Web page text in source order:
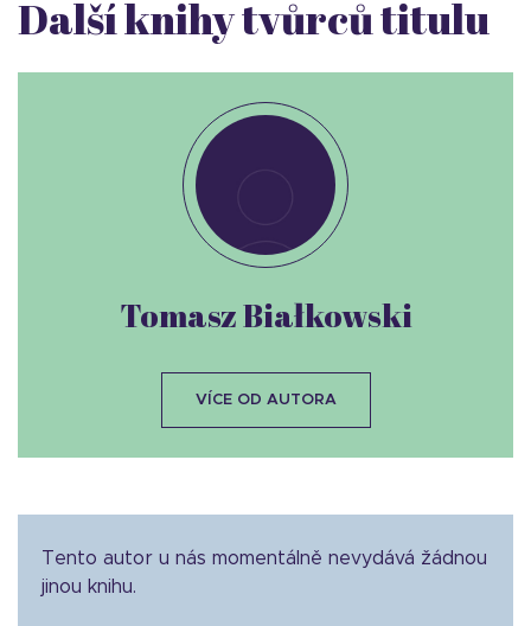
Další knihy tvůrců titulu
Tento autor u nás momentálně nevydává žádnou
jinou knihu.
Tomasz Białkowski
VÍCE OD AUTORA